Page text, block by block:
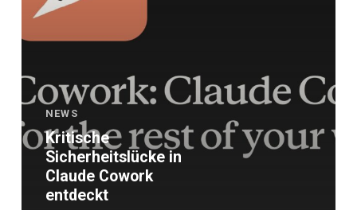
NEWS
Kritische
Sicherheitslücke in
Claude Cowork
entdeckt